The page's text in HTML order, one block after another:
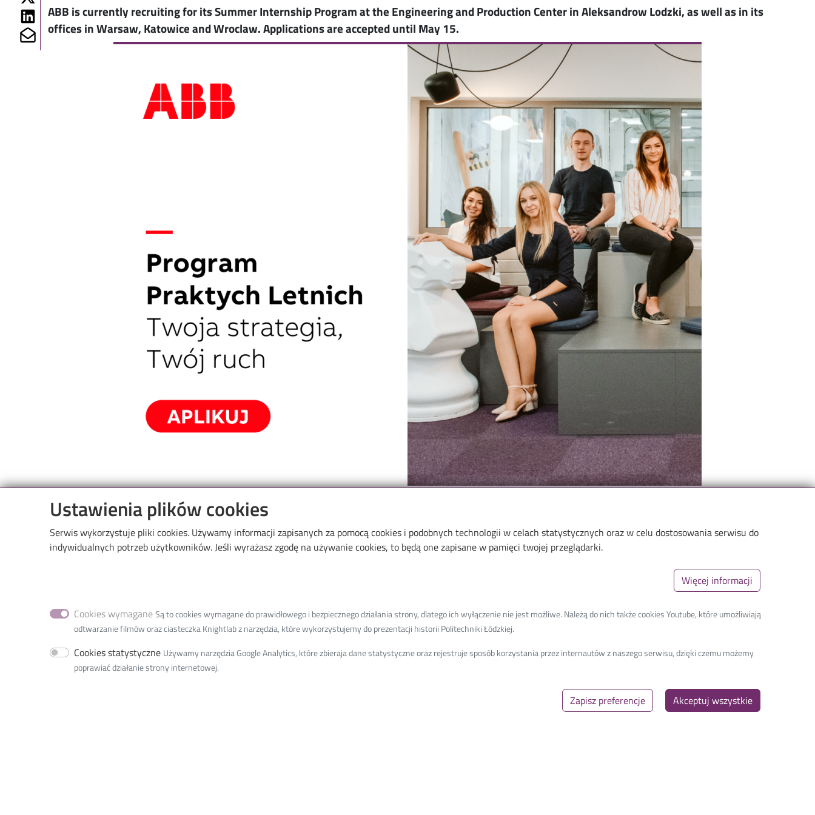
Ustawienia plików cookies
Serwis wykorzystuje pliki cookies. Używamy informacji zapisanych za pomocą cookies i podobnych technologii w celach statystycznych oraz w celu dostosowania serwisu do
indywidualnych potrzeb użytkowników. Jeśli wyrażasz zgodę na używanie cookies, to będą one zapisane w pamięci twojej przeglądarki.
Więcej informacji
Cookies wymagane Są to cookies wymagane do prawidłowego i bezpiecznego działania strony, dlatego ich wyłączenie nie jest możliwe. Należą do nich także cookies Youtube, które umożliwiają
odtwarzanie filmów oraz ciasteczka Knightlab z narzędzia, które wykorzystujemy do prezentacji historii Politechniki Łódzkiej.
Cookies statystyczne Używamy narzędzia Google Analytics, które zbieraja dane statystyczne oraz rejestruje sposób korzystania przez internautów z naszego serwisu, dzięki czemu możemy
poprawiać działanie strony internetowej.
Zapisz preferencje Akceptuj wszystkie
ABB is currently recruiting for its Summer Internship Program at the Engineering and Production Center in Aleksandrow Lodzki, as well as in its
offices in Warsaw, Katowice and Wroclaw. Applications are accepted until May 15.
Image
General information about the Summer Internship Program can be found on the
website:
https://careers.abb/poland/pl/students/summer-internship
keywords=program%20praktyk%20letnich
Share on Linkedin
Share on Mailto